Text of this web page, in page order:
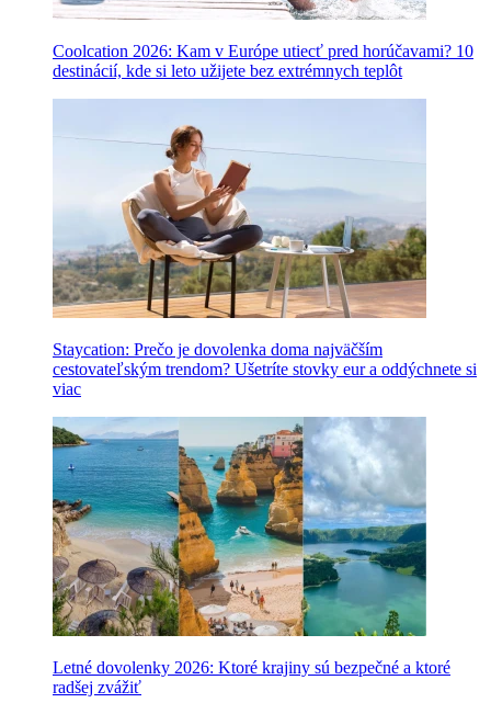
Coolcation 2026: Kam v Európe utiecť pred horúčavami? 10
destinácií, kde si leto užijete bez extrémnych teplôt
Staycation: Prečo je dovolenka doma najväčším
cestovateľským trendom? Ušetríte stovky eur a oddýchnete si
viac
Letné dovolenky 2026: Ktoré krajiny sú bezpečné a ktoré
radšej zvážiť